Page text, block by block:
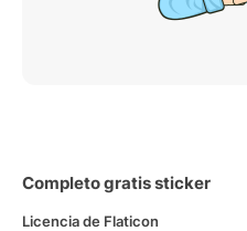
Completo gratis sticker
Licencia de Flaticon